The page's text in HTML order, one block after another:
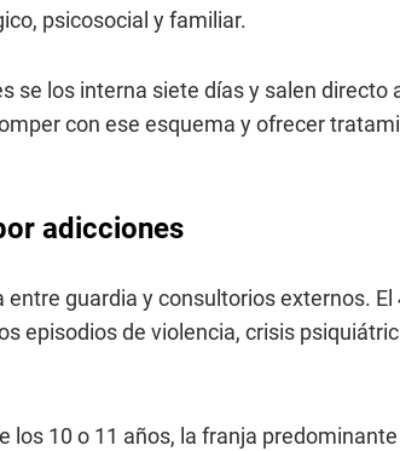
psicosocial y familiar.
se los interna siete días y salen directo
con ese esquema y ofrecer
adicciones
guardia y consultorios externos. El
episodios de violencia, crisis
los 10 o 11 años, la franja